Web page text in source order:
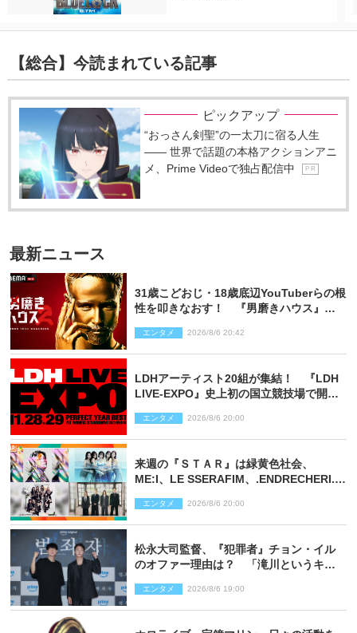
【総合】今読まれている記事
ピックアップ
“おっさん剣聖”の一太刀に宿る人生
―― 世界で話題の本格アクションアニ
メ、Prime Videoで独占配信中
P R
最新ニュース
31歳こどおじ・18歳底辺YouTuberらの根
性を叩きなおす！ 『男磨きハウス』第2
エンタメ 2026/8/6 20:42
LDHアーティスト20組が集結！ 『LDH
LIVE‐EXPO』史上初の国立競技場で開催
エンタメ 2026/8/6 20:00
来週の『ＳＴＡＲ』は緑黄色社会、
ME:I、LE SSERAFIM、.ENDRECHERI.が
エンタメ 2026/8/6 20:00
松永大司監督、『犯罪者』チョン・イル
のオファー理由は？ 「滝川というキャ
かった」
エンタメ 2026/8/6 19:00